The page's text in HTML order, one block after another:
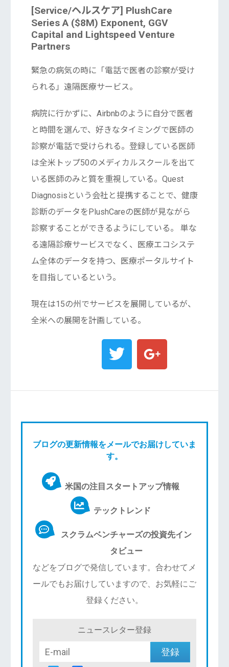
[Service/ヘルスケア] PlushCare
Series A ($8M) Exponent, GGV
Capital and Lightspeed Venture
Partners
緊急の病気の時に「電話で医者の診察が受け
られる」遠隔医療サービス。
病院に行かずに、Airbnbのように自分で医者
と時間を選んで、好きなタイミングで医師の
診察が電話で受けられる。登録している医師
は全米トップ50のメディカルスクールを出て
いる医師のみと質を重視している。Quest
Diagnosisという会社と提携することで、健康
診断のデータをPlushCareの医師が見ながら
診察することができるようにしている。 単な
る遠隔診療サービスでなく、医療エコシステ
ム全体のデータを持つ、医療ポータルサイト
を目指しているという。
現在は15の州でサービスを展開しているが、
全米への展開を計画している。
ブログの更新情報をメールでお届けしていま
す。
米国の注目スタートアップ情報
テックトレンド
スクラムベンチャーズの投資先イン
タビュー
などをブログで発信しています。合わせてメ
ールでもお届けしていますので、お気軽にご
登録ください。
ニュースレター登録